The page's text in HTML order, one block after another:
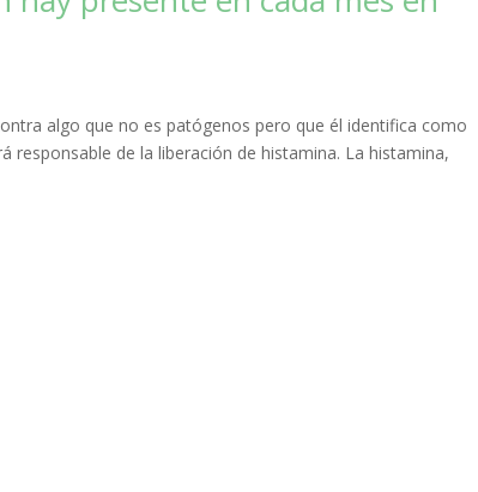
algo que no es patógenos pero que él identifica como
responsable de la liberación de histamina. La histamina,